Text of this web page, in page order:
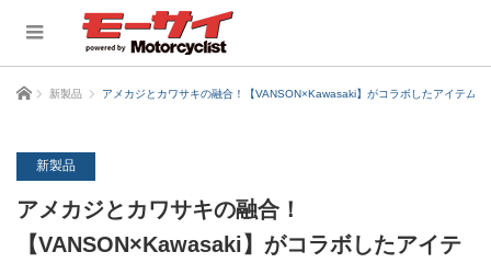
ホーム 新製品 アメカジとカワサキの融合！【VANSON×Kawasaki】がコラボしたアイテムを
新製品
アメカジとカワサキの融合！
【VANSON×Kawasaki】がコラボしたアイテ